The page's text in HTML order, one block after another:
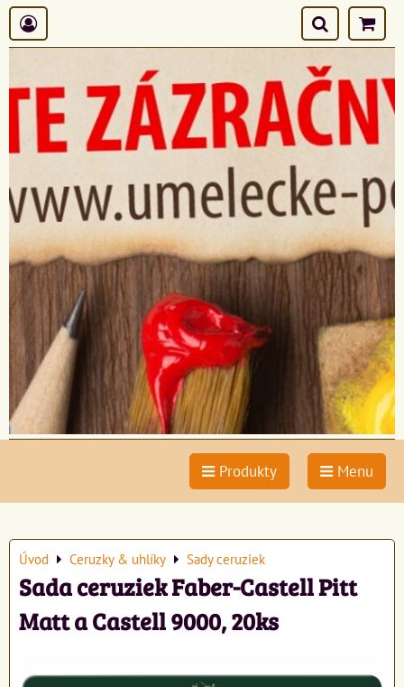
Produkty Menu
Úvod Ceruzky & uhlíky Sady ceruziek
Sada ceruziek Faber-Castell Pitt
Matt a Castell 9000, 20ks